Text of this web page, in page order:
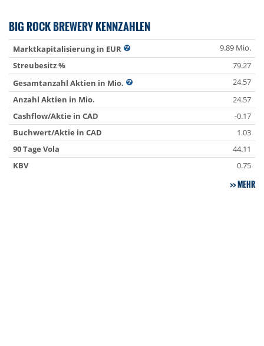
BIG ROCK BREWERY KENNZAHLEN
Marktkapitalisierung in EUR
9.89 Mio.
Streubesitz %
79.27
Gesamtanzahl Aktien in Mio.
24.57
Anzahl Aktien in Mio.
24.57
Cashflow/Aktie in CAD
-0.17
Buchwert/Aktie in CAD
1.03
90 Tage Vola
44.11
KBV
0.75
MEHR